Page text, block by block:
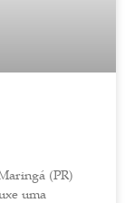
(PR)
uma